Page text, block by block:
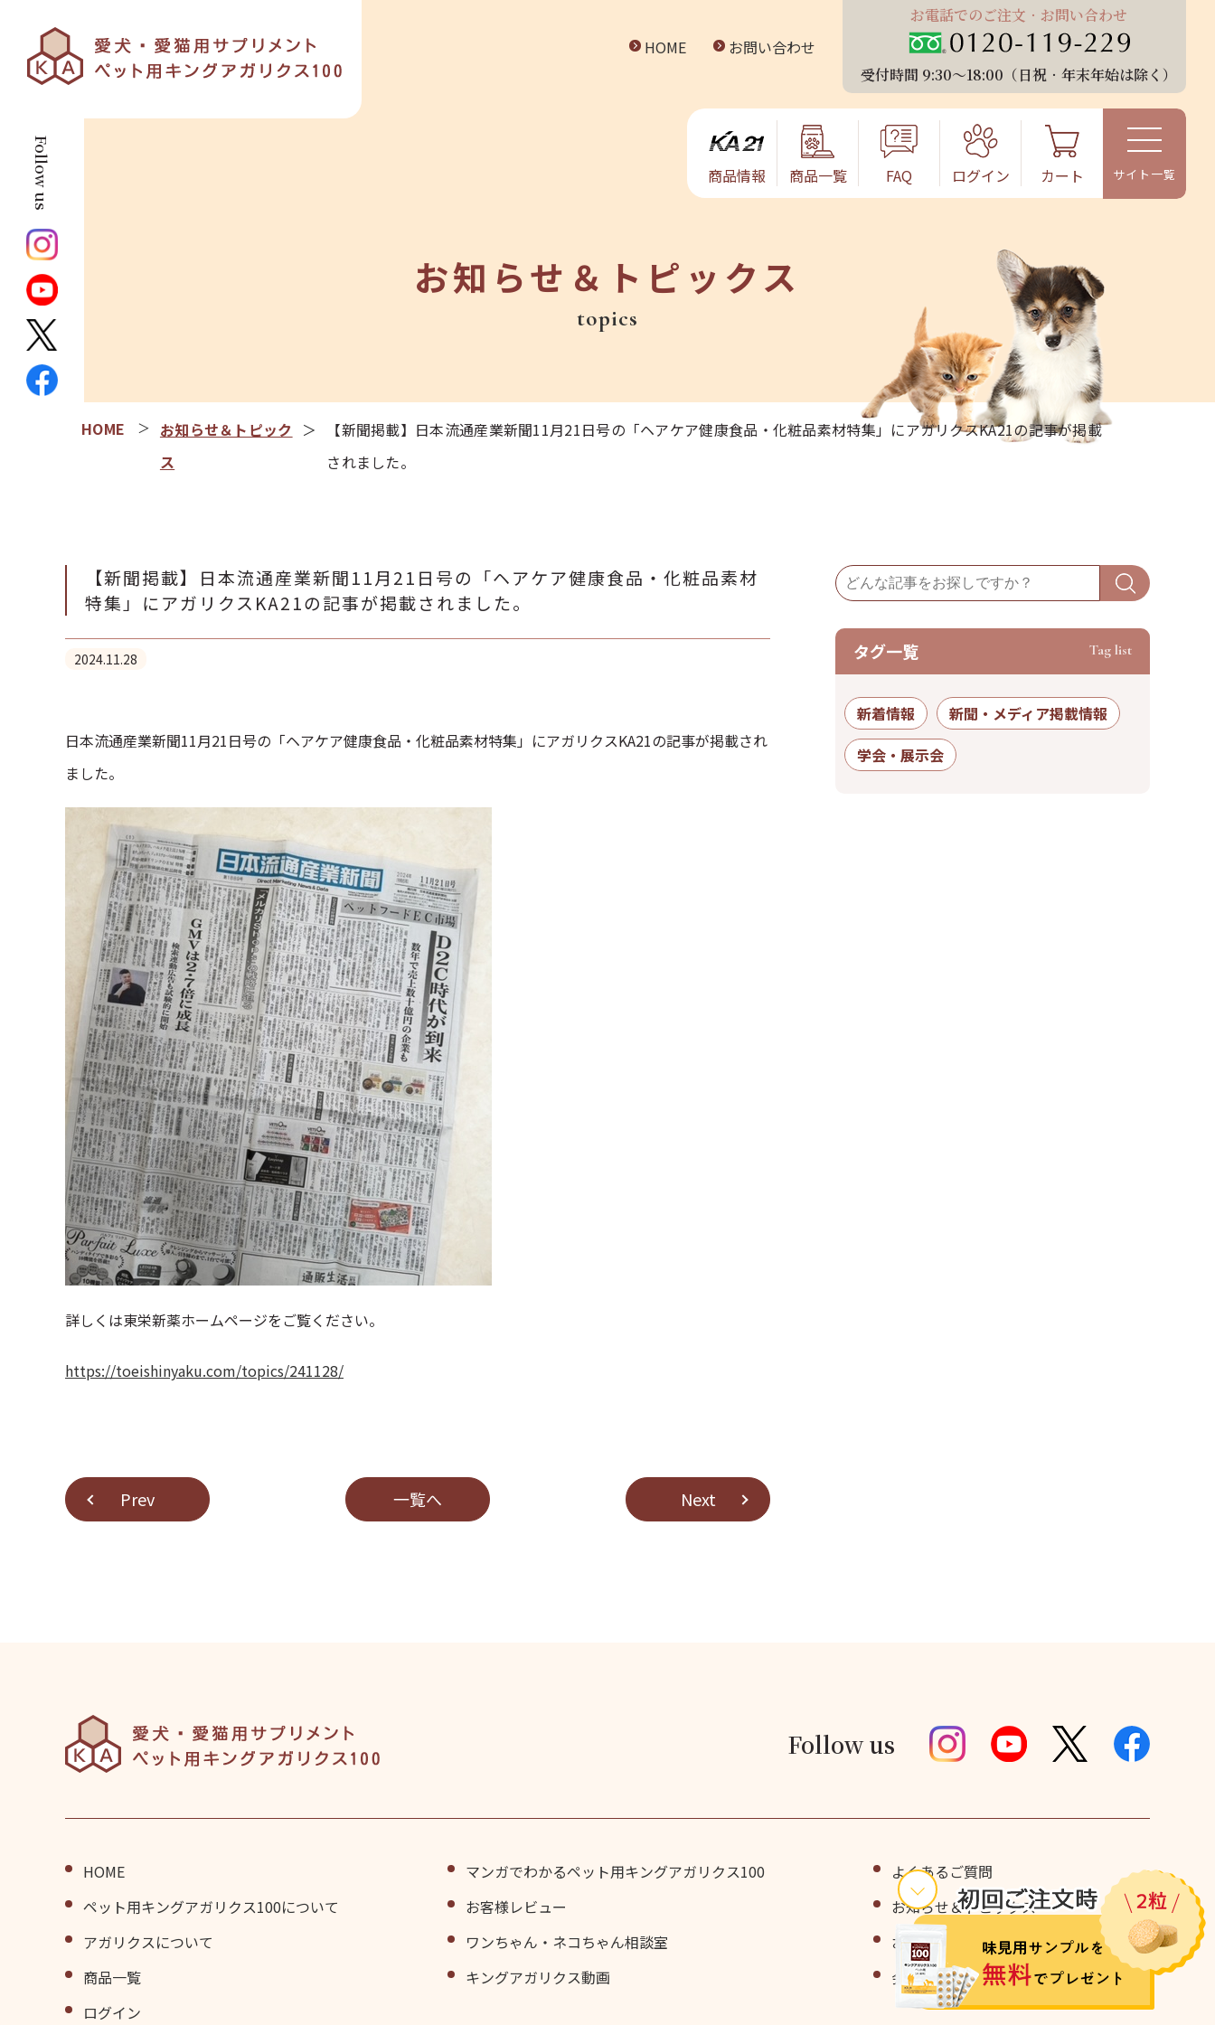
HOME お問い合わせ
お電話でのご注⽂‧お問い合わせ
受付時間 9:30〜18:00（⽇祝‧年末年始は除く）
商品情報 商品⼀覧 FAQ ログイン カート
お知らせ＆トピックス
topics
お知らせ＆トピック
ス
【新聞掲載】日本流通産業新聞11月21日号の「ヘアケア健康食品・化粧品素材特集」にアガリクスKA21の記事が掲載
されました。
Follow us
【新聞掲載】日本流通産業新聞11月21日号の「ヘアケア健康食品・化粧品素材
特集」にアガリクスKA21の記事が掲載されました。
2024.11.28
日本流通産業新聞11月21日号の「ヘアケア健康食品・化粧品素材特集」にアガリクスKA21の記事が掲載され
ました。
詳しくは東栄新薬ホームページをご覧ください。
https://toeishinyaku.com/topics/241128/
Prev ⼀覧へ Next
タグ⼀覧 Tag list
新着情報
新聞・メディア掲載情報
学会・展示会
Follow us
HOME
ペット⽤キングアガリクス100について
アガリクスについて
商品⼀覧
ログイン
マンガでわかるペット用キングアガリクス100
お客様レビュー
ワンちゃん・ネコちゃん相談室
キングアガリクス動画
よくあるご質問
お知らせ＆トピックス
お問い合わせ・味見用サンプル請求
会社情報